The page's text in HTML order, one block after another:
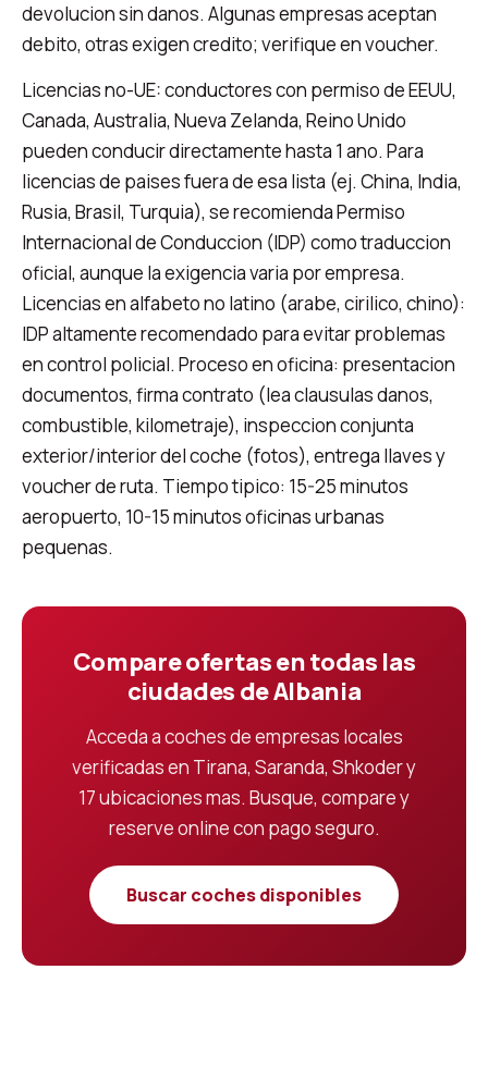
devolucion sin danos. Algunas empresas aceptan
debito, otras exigen credito; verifique en voucher.
Licencias no-UE: conductores con permiso de EEUU,
Canada, Australia, Nueva Zelanda, Reino Unido
pueden conducir directamente hasta 1 ano. Para
licencias de paises fuera de esa lista (ej. China, India,
Rusia, Brasil, Turquia), se recomienda Permiso
Internacional de Conduccion (IDP) como traduccion
oficial, aunque la exigencia varia por empresa.
Licencias en alfabeto no latino (arabe, cirilico, chino):
IDP altamente recomendado para evitar problemas
en control policial. Proceso en oficina: presentacion
documentos, firma contrato (lea clausulas danos,
combustible, kilometraje), inspeccion conjunta
exterior/interior del coche (fotos), entrega llaves y
voucher de ruta. Tiempo tipico: 15-25 minutos
aeropuerto, 10-15 minutos oficinas urbanas
pequenas.
Compare ofertas en todas las
ciudades de Albania
Acceda a coches de empresas locales
verificadas en Tirana, Saranda, Shkoder y
17 ubicaciones mas. Busque, compare y
reserve online con pago seguro.
Buscar coches disponibles